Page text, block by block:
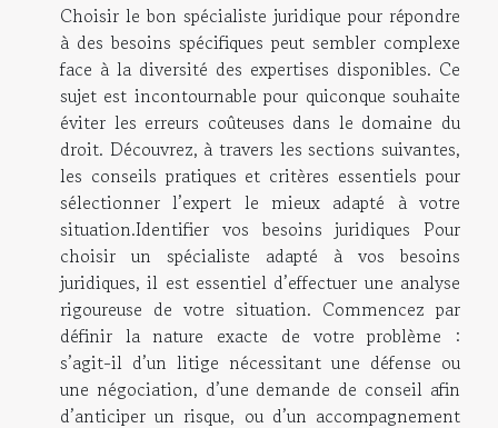
Choisir le bon spécialiste juridique pour répondre
à des besoins spécifiques peut sembler complexe
face à la diversité des expertises disponibles. Ce
sujet est incontournable pour quiconque souhaite
éviter les erreurs coûteuses dans le domaine du
droit. Découvrez, à travers les sections suivantes,
les conseils pratiques et critères essentiels pour
sélectionner l’expert le mieux adapté à votre
situation.Identifier vos besoins juridiques Pour
choisir un spécialiste adapté à vos besoins
juridiques, il est essentiel d’effectuer une analyse
rigoureuse de votre situation. Commencez par
définir la nature exacte de votre problème :
s’agit-il d’un litige nécessitant une défense ou
une négociation, d’une demande de conseil afin
d’anticiper un risque, ou d’un accompagnement